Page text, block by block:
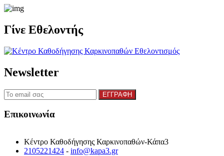
Γίνε Εθελοντής
Newsletter
Επικοινωνία
Κέντρο Καθοδήγησης Καρκινοπαθών-Κάπα3
2105221424 - info@kapa3.gr